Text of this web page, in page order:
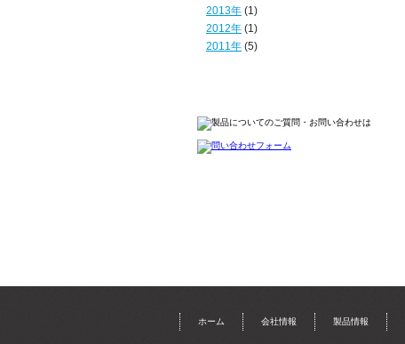
2013年 (1)
2012年 (1)
2011年 (5)
ホーム 会社情報 製品情報